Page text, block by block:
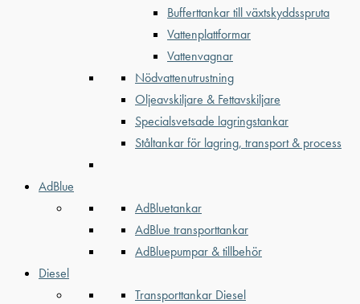
Bufferttankar till växtskyddsspruta
Vattenplattformar
Vattenvagnar
Nödvattenutrustning
Oljeavskiljare & Fettavskiljare
Specialsvetsade lagringstankar
Ståltankar för lagring, transport & process
AdBlue
AdBluetankar
AdBlue transporttankar
AdBluepumpar & tillbehör
Diesel
Transporttankar Diesel